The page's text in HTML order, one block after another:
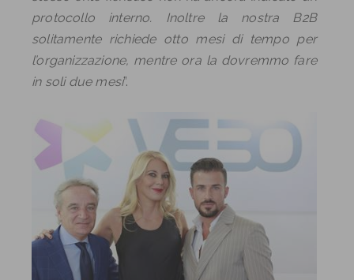
protocollo interno. Inoltre la nostra B2B
solitamente richiede otto mesi di tempo per
l’organizzazione, mentre ora la dovremmo fare
in soli due mesi”.